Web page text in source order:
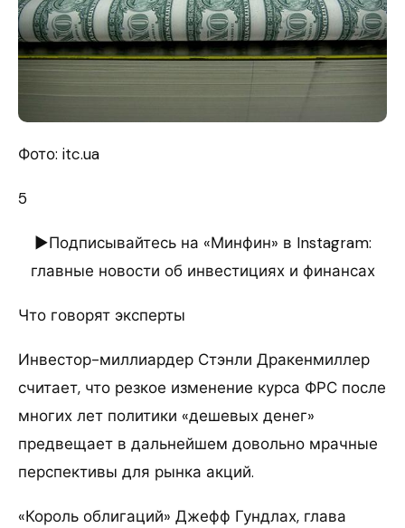
Фото: itc.ua
5
►Подписывайтесь на «Минфин» в Instagram:
главные новости об инвестициях и финансах
Что говорят эксперты
Инвестор-миллиардер Стэнли Дракенмиллер
считает, что резкое изменение курса ФРС после
многих лет политики «дешевых денег»
предвещает в дальнейшем довольно мрачные
перспективы для рынка акций.
«Король облигаций» Джефф Гундлах, глава